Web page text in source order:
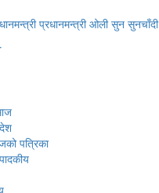
प्रधानमन्त्री ओली सुन सुनचाँदी
पत्रिका